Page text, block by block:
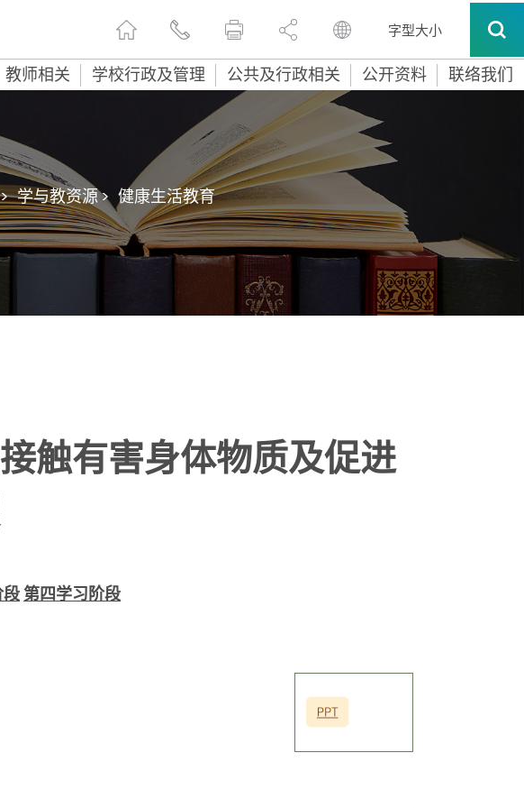
字型大小
教师相关 学校行政及管理 公共及行政相关 公开资料 联络我们
学与教资源 > 健康生活教育
触有害身体物质及促进
第四学习阶段